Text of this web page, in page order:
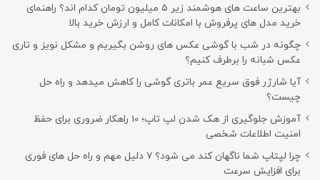
بهترین ساعت های هوشمند زیر ۵ میلیون تومان کدام اند؟ راهنمای
خرید مدل های پرفروش با امکانات کامل و ارزش خرید بالا
چگونه در شب با گوشی عکس های روشن بگیریم و مشکل نویز و تاری
عکس شبانه را برطرف کنیم؟
آیا شارژر فوق سریع عمر باتری گوشی را کاهش میدهد و راه حل
چیست؟
آموزش جلوگیری از هک شدن لپ تاپ؛ 10 راهکار ضروری برای حفظ
امنیت اطلاعات شخصی
چرا لپتاپ شما ناگهان کند می شود؟ ۷ دلیل مهم و راه حل های فوری
برای افزایش سرعت